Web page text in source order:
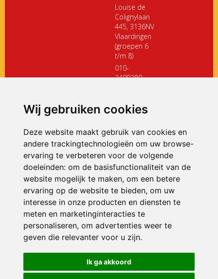
Wij gebruiken cookies
Deze website maakt gebruik van cookies en
andere trackingtechnologieën om uw browse-
ervaring te verbeteren voor de volgende
doeleinden: om de basisfunctionaliteit van de
website mogelijk te maken, om een betere
ervaring op de website te bieden, om uw
interesse in onze producten en diensten te
meten en marketinginteracties te
personaliseren, om advertenties weer te
geven die relevanter voor u zijn.
Ik ga akkoord
Louise de
Colignylaan
445, 3136NV
Vlaardingen
(groepen 6
t/m 8)
010-
2499280
ONDERDEEL VAN
© 2026 De Hoeksteen | Alle rechten voorbehouden
Privacy policy|Disclaimer| Klachtenregeling|RSIN en Anbi
voorkeuren
Crealisatie The MindOffice